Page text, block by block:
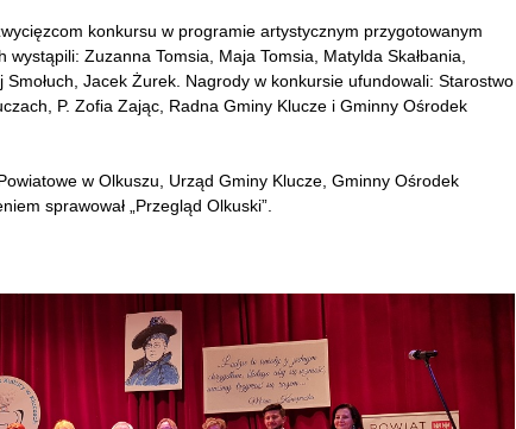
konkursu w programie artystycznym przygotowanym
Zuzanna Tomsia, Maja Tomsia, Matylda Skałbania,
Jacek Żurek. Nagrody w konkursie ufundowali: Starostwo
P. Zofia Zając, Radna Gminy Klucze i Gminny Ośrodek
w Olkuszu, Urząd Gminy Klucze, Gminny Ośrodek
sprawował „Przegląd Olkuski”.